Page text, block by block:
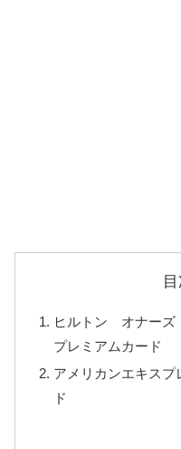
ヒルトン オナー
プレミアムカード
アメリカンエキス
ド